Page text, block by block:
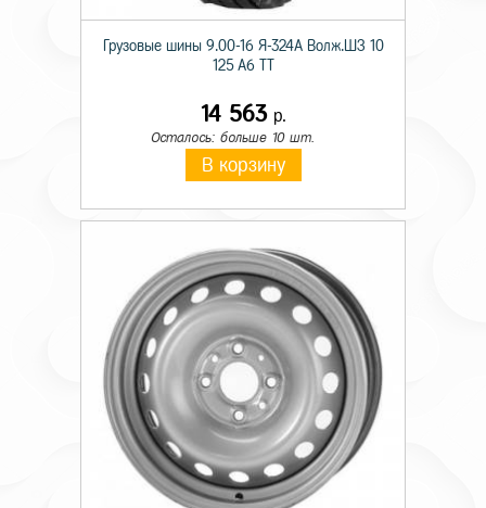
Грузовые шины 9.00-16 Я-324А Волж.ШЗ 10
125 A6 TT
14 563р.
Осталось: больше 10 шт.
В корзину